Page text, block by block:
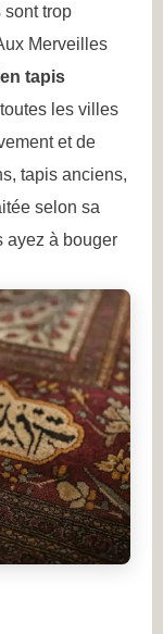
sont trop
Merveilles
tapis
les villes
et de
tapis anciens,
selon sa
ayez à bouger